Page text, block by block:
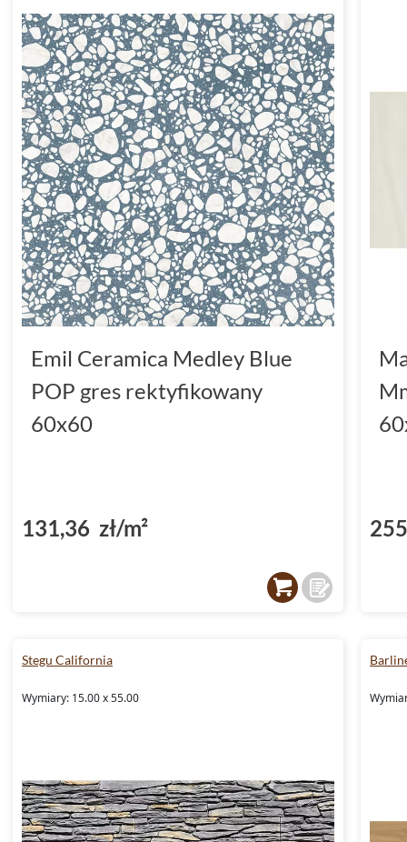
Emil Ceramica Medley Blue
POP gres rektyfikowany
60x60
131,36 zł/m²
Stegu California
Wymiary: 15.00 x 55.00